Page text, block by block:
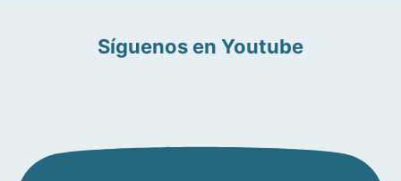
Síguenos en Youtube